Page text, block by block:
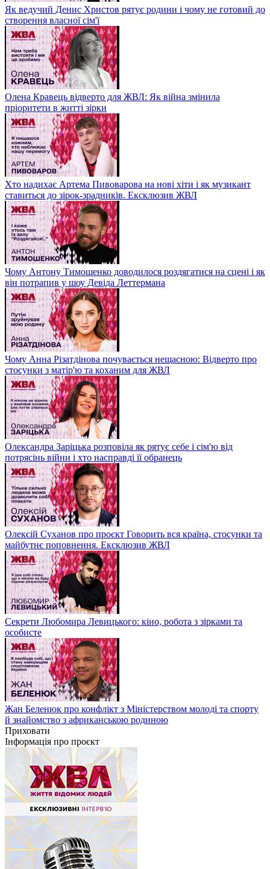
Як ведучий Денис Христов рятує родини і чому не готовий до
створення власної сім'ї
Олена Кравець відверто для ЖВЛ: Як війна змінила
пріоритети в житті зірки
Хто надихає Артема Пивоварова на нові хіти і як музикант
ставиться до зірок-зрадників. Ексклюзив ЖВЛ
Чому Антону Тимошенко доводилося роздягатися на сцені і як
він потрапив у шоу Девіда Леттермана
Чому Анна Різатдінова почувається нещасною: Відверто про
стосунки з матір'ю та коханим для ЖВЛ
Олександра Заріцька розповіла як рятує себе і сім'ю від
потрясінь війни і хто насправді її обранець
Олексій Суханов про проєкт Говорить вся країна, стосунки та
майбутнє поповнення. Ексклюзив ЖВЛ
Секрети Любомира Левицького: кіно, робота з зірками та
особисте
Жан Беленюк про конфлікт з Міністерством молоді та спорту
й знайомство з африканською родиною
Приховати
Інформація про проєкт